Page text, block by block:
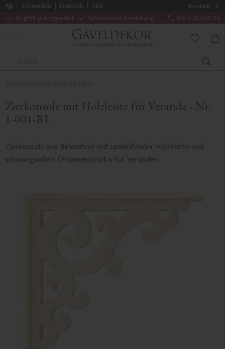
Kontakt
Sorgfältig ausgewählt Schwedische Herstellung 0046 18 20 61 20
Schweden Deutsch
SEK
MENÜ
Zierkonsole mit Holzleiste für Veranda - Nr.
1-001-RL
Zierkonsole aus Birkenholz mit umlaufender Holzleiste und
schwungvollem Ornamentmotiv für Veranden.